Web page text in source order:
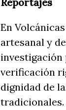
En
artesanal y
investigación
verificación
dignidad de
tradicionales.